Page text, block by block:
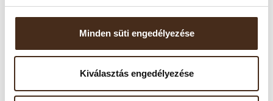
Minden süti engedélyezése
Kiválasztás engedélyezése
Tárolási javaslat:
A kávét hűvös, száraz, fénytől védett helyen, légmentesen
Felbontás után javasolt 2–4 héten belül elfogyasztani, mivel
a szemes kávé gyorsan veszít aromájából. A fagyasztás nem